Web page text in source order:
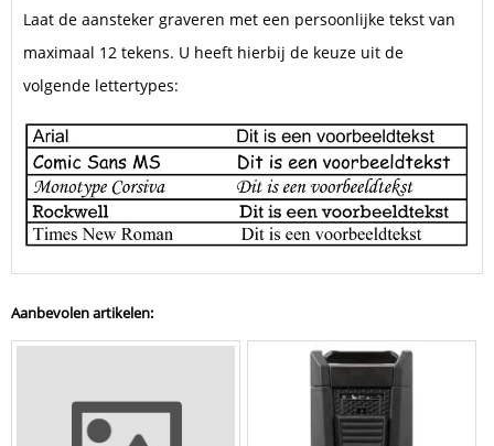
Laat de aansteker graveren met een persoonlijke tekst van
maximaal 12 tekens. U heeft hierbij de keuze uit de
volgende lettertypes:
Aanbevolen artikelen: